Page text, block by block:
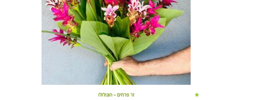
זר פרחים – הונולולו